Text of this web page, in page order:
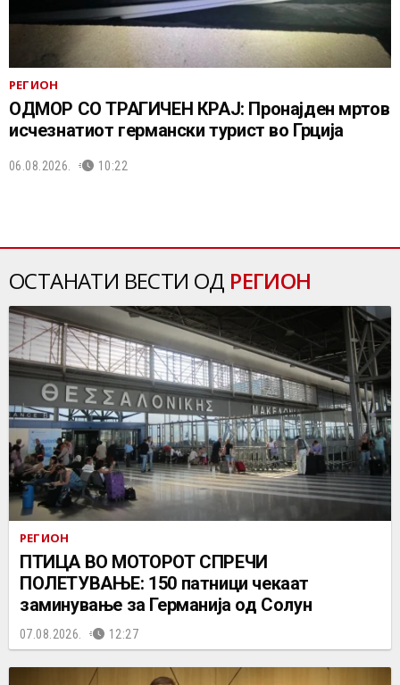
РЕГИОН
ОДМОР СО ТРАГИЧЕН КРАЈ: Пронајден мртов
исчезнатиот германски турист во Грција
06.08.2026. 10:22
ОСТАНАТИ ВЕСТИ ОД РЕГИОН
РЕГИОН
ПТИЦА ВО МОТОРОТ СПРЕЧИ
ПОЛЕТУВАЊЕ: 150 патници чекаат
заминување за Германија од Солун
07.08.2026. 12:27